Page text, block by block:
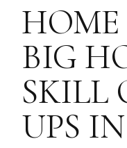
HOME
BIG
SKILL
UPS